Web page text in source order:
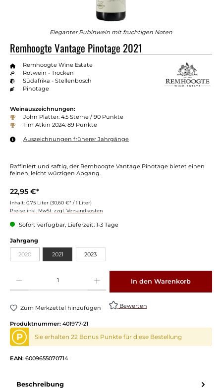
Eleganter Rubinwein mit fruchtigen Noten
Remhoogte Vantage Pinotage 2021
Remhoogte Wine Estate
Rotwein - Trocken
Südafrika - Stellenbosch
Pinotage
Weinauszeichnungen:
John Platter: 4.5 Sterne / 90 Punkte
Tim Atkin 2024: 89 Punkte
Auszeichnungen früherer Jahrgänge
Raffiniert und saftig, der Remhoogte Vantage Pinotage bietet einen
feinen, leicht würzigen Abgang.
22,95 €*
Inhalt: 0.75 Liter (30,60 €* / 1 Liter)
Preise inkl. MwSt. zzgl. Versandkosten
Sofort verfügbar, Lieferzeit: 1-3 Tage
Jahrgang
2020 2021 2023
In den Warenkorb
Zum Merkzettel hinzufügen Bewerten
Produktnummer: 401977-21
P Sie erhalten 22 Bonus Punkte für diese Bestellung
EAN: 6009655070714
Beschreibung